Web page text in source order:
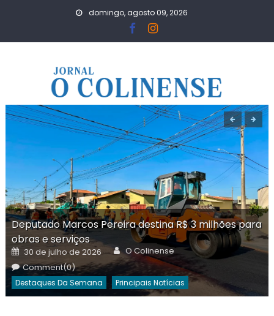
domingo, agosto 09, 2026
Deputado Marcos Pereira destina R$ 3 milhões para
obras e serviços
Posted
on
30 de julho de 2026 Author
O Colinense
Comment(0)
Destaques Da Semana Principais Notícias